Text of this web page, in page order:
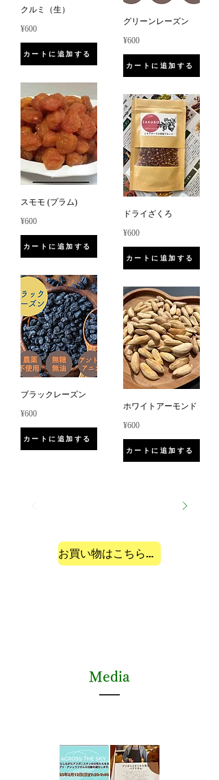
クルミ（生）
¥600
カートに追加する
スモモ (プラム)
¥600
カートに追加する
ブラックレーズン
¥600
カートに追加する
グリーンレーズン
¥600
カートに追加する
ドライざくろ
¥600
カートに追加する
ホワイトアーモンド
¥600
カートに追加する
お買い物はこちらから
Media